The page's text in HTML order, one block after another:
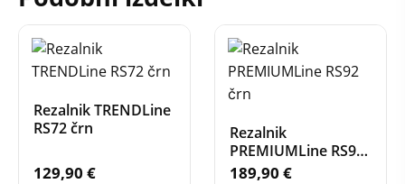
Rezalnik TRENDLine
RS72 črn
129,90 €
Rezalnik
PREMIUMLine RS92
črn
189,90 €